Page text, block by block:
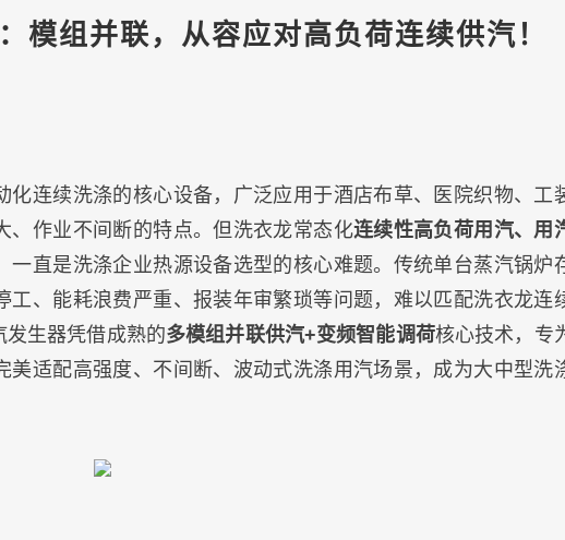
模组并联，从容应对高负荷连续供汽！
连续洗涤的核心设备，广泛应用于酒店布草、医院织物、工
、作业不间断的特点。但洗衣龙常态化连续性高负荷用汽、用
一直是洗涤企业热源设备选型的核心难题。传统单台蒸汽锅炉
、能耗浪费严重、报装年审繁琐等问题，难以匹配洗衣龙连
生器凭借成熟的多模组并联供汽+变频智能调荷核心技术，专
适配高强度、不间断、波动式洗涤用汽场景，成为大中型洗